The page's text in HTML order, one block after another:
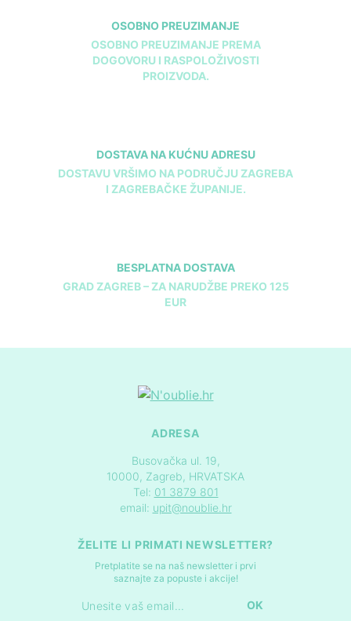
OSOBNO PREUZIMANJE
OSOBNO PREUZIMANJE PREMA
DOGOVORU I RASPOLOŽIVOSTI
PROIZVODA.
DOSTAVA NA KUĆNU ADRESU
DOSTAVU VRŠIMO NA PODRUČJU ZAGREBA
I ZAGREBAČKE ŽUPANIJE.
BESPLATNA DOSTAVA
GRAD ZAGREB – ZA NARUDŽBE PREKO 125
EUR
ADRESA
Busovačka ul. 19,
10000, Zagreb, HRVATSKA
Tel: 01 3879 801
email: upit@noublie.hr
ŽELITE LI PRIMATI NEWSLETTER?
Pretplatite se na naš newsletter i prvi
saznajte za popuste i akcije!
OK